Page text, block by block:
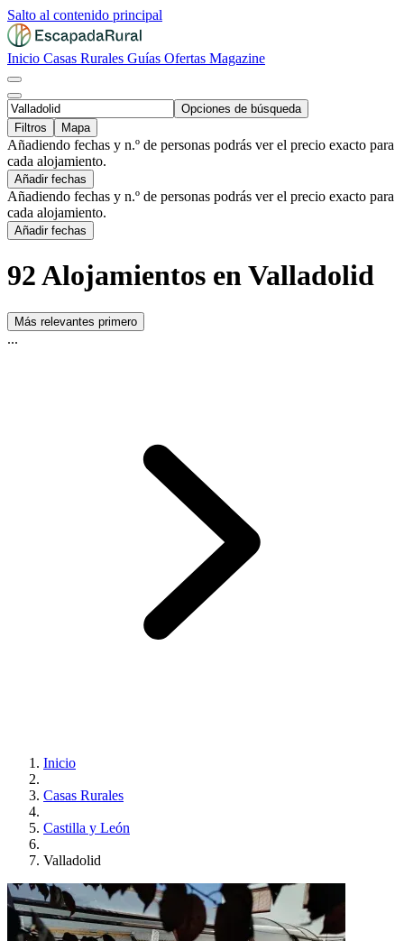
Salto al contenido principal
Inicio Casas Rurales Guías Ofertas Magazine
Opciones de búsqueda
Filtros
Mapa
Añadiendo fechas y n.º de personas podrás ver el precio exacto para
cada alojamiento.
Añadir fechas
Añadiendo fechas y n.º de personas podrás ver el precio exacto para
cada alojamiento.
Añadir fechas
92 Alojamientos en Valladolid
Más relevantes primero
...
Inicio
Casas Rurales
Castilla y León
Valladolid